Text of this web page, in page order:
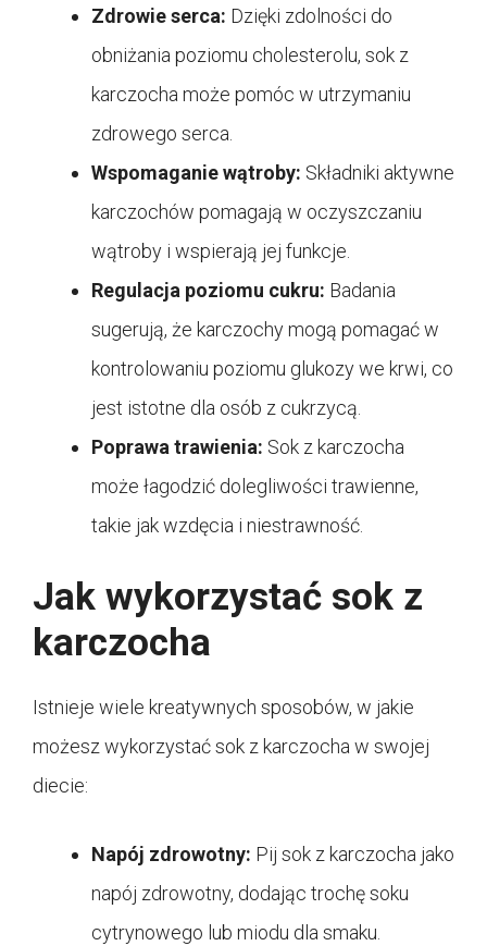
Zdrowie serca: Dzięki zdolności do
obniżania poziomu cholesterolu, sok z
karczocha może pomóc w utrzymaniu
zdrowego serca.
Wspomaganie wątroby: Składniki aktywne
karczochów pomagają w oczyszczaniu
wątroby i wspierają jej funkcje.
Regulacja poziomu cukru: Badania
sugerują, że karczochy mogą pomagać w
kontrolowaniu poziomu glukozy we krwi, co
jest istotne dla osób z cukrzycą.
Poprawa trawienia: Sok z karczocha
może łagodzić dolegliwości trawienne,
takie jak wzdęcia i niestrawność.
Jak wykorzystać sok z
karczocha
Istnieje wiele kreatywnych sposobów, w jakie
możesz wykorzystać sok z karczocha w swojej
diecie:
Napój zdrowotny: Pij sok z karczocha jako
napój zdrowotny, dodając trochę soku
cytrynowego lub miodu dla smaku.